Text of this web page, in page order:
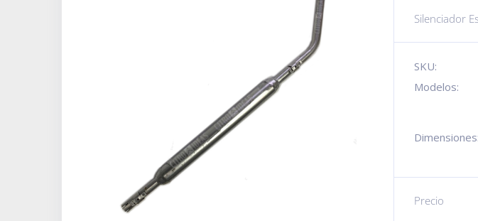
Silenciador
SKU:
Modelos:
Dimensiones:
Precio